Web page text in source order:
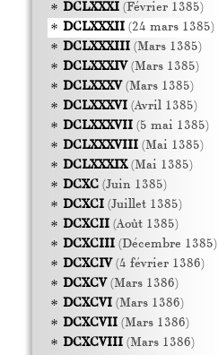
DCLXXXI(Février 1385)
DCLXXXII(24 mars 1385)
DCLXXXIII(Mars 1385)
DCLXXXIV(Mars 1385)
DCLXXXV(Mars 1385)
DCLXXXVI(Avril 1385)
DCLXXXVII(5 mai 1385)
DCLXXXVIII(Mai 1385)
DCLXXXIX(Mai 1385)
DCXC(Juin 1385)
DCXCI(Juillet 1385)
DCXCII(Août 1385)
DCXCIII(Décembre 1385)
DCXCIV(4 février 1386)
DCXCV(Mars 1386)
DCXCVI(Mars 1386)
DCXCVII(Mars 1386)
DCXCVIII(Mars 1386)